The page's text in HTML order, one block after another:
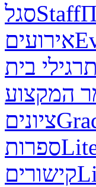
סגלStaff
אירועים
תרגילי בית
המקצוע
ציונים
ספרות
קישורים